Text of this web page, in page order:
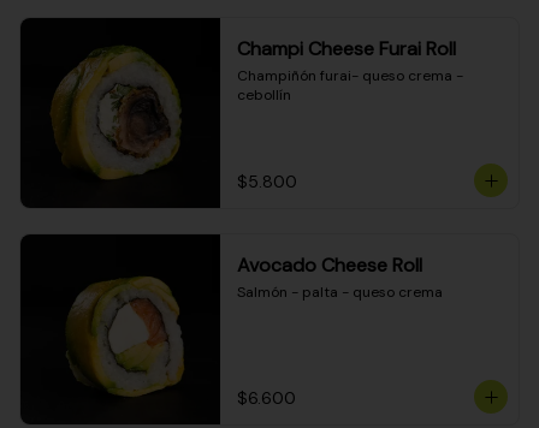
Champi Cheese Furai Roll
Champiñón furai- queso crema -
cebollín
$5.800
Avocado Cheese Roll
Salmón - palta - queso crema
$6.600